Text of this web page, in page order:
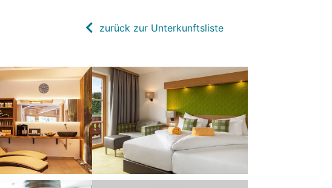
zurück zur Unterkunftsliste